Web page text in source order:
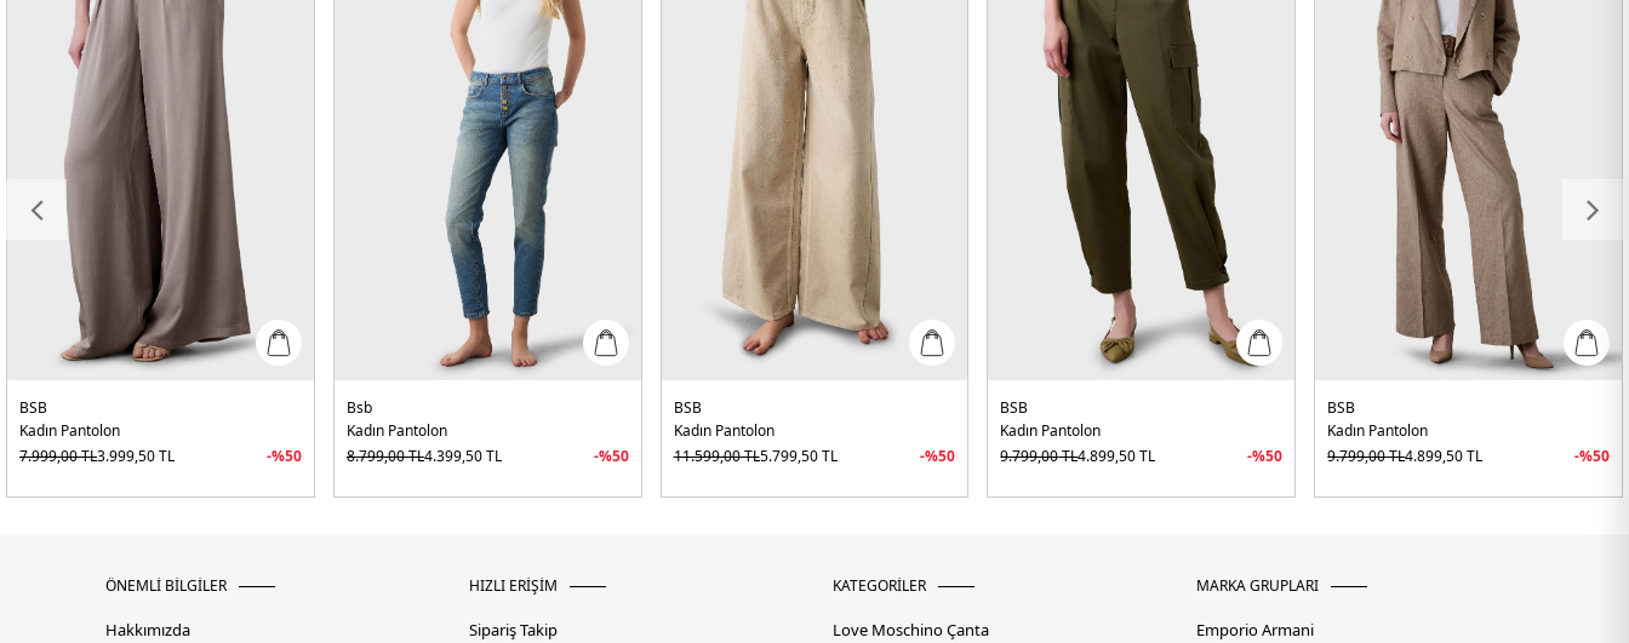
BSB
Kadın Pantolon
7.999,00TL3.999,50TL -%50
Bsb
Kadın Pantolon
8.799,00TL4.399,50TL -%50
BSB
Kadın Pantolon
11.599,00TL5.799,50TL -%50
BSB
Kadın Pantolon
9.799,00TL4.899,50TL -%50
BSB
Kadın Pantolon
9.799,00TL4.899,50TL -%50
ÖNEMLİ BİLGİLER
Hakkımızda
HIZLI ERİŞİM
Sipariş Takip
KATEGORİLER
Love Moschino Çanta
MARKA GRUPLARI
Emporio Armani